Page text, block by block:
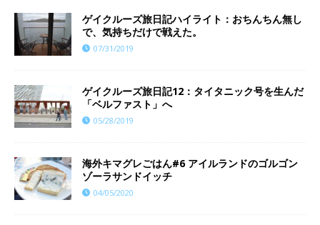
ゲイクルーズ旅日記ハイライト：おちんちん無し
で、気持ちだけで戦えた。
07/31/2019
ゲイクルーズ旅日記12：タイタニック号を生んだ
「ベルファスト」へ
05/28/2019
海外キマグレごはん#6 アイルランドのゴルゴン
ゾーラサンドイッチ
04/05/2020